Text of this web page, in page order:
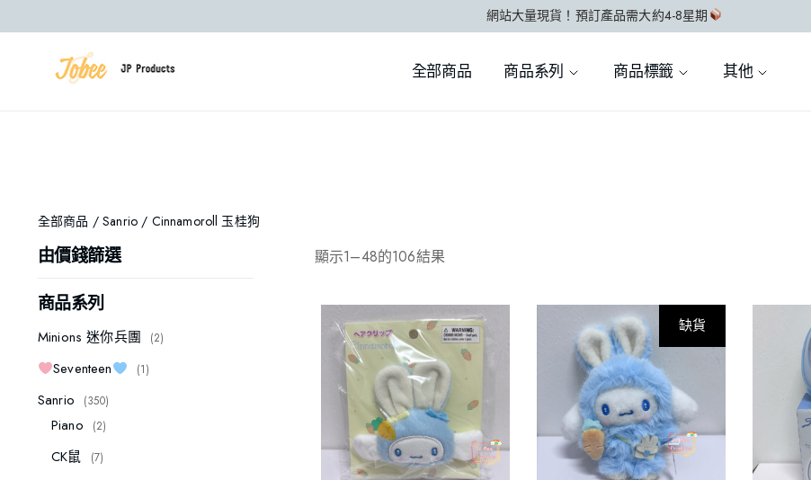
網站大量現貨！預訂產品需大約4-8星期
全部商品 商品系列 商品標籤 其他
全部商品 /Sanrio / Cinnamoroll 玉桂狗
顯示1–48的106結果
缺貨
由價錢篩選
商品系列
Minions 迷你兵團
2
Seventeen 1
Sanrio 350
Piano 2
CK鼠 7